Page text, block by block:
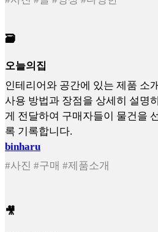
🗃️
오늘의집
인테리어와 공간에 있는 제품 소
사용 방법과 장점을 상세히 설명
게 전달하여 구매자들이 물건을
록 기록합니다.
binharu
#사진 #구매 #제품소개
🎥